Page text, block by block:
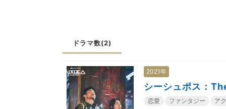
ドラマ数(2)
2021年
シーシュポス：
恋愛 ファンタジー ア